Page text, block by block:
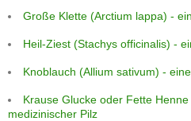
Große Klette (Arctium lappa) -
Heil-Ziest (Stachys officinalis) -
Knoblauch (Allium sativum) -
Krause Glucke oder Fette
medizinischer Pilz